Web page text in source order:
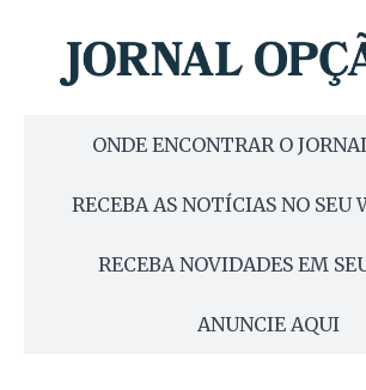
ONDE ENCONTRAR O
RECEBA AS NOTÍCIAS NO SEU
RECEBA NOVIDADES EM
ANUNCIE AQUI